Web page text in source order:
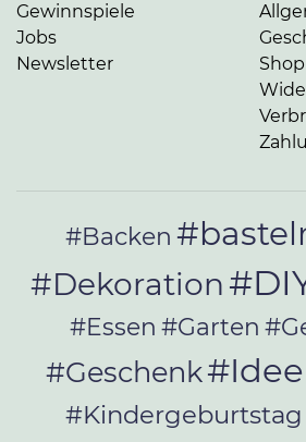
Gewinnspiele
Jobs
Newsletter
Shop
#Backen
#Dekoration
#Essen #Garten
#Geschenk
#Kindergeburtstag